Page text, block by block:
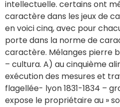
intellectuelle. certains ont
caractère dans les jeux de
en voici cinq, avec pour
porte dans la norme de
caractère. Mélanges pierre
– cultura. A) au cinquième
exécution des mesures et
flagellée- lyon 1831-1834 –
expose le propriétaire au »